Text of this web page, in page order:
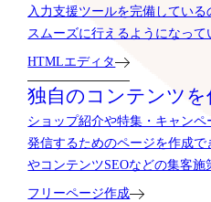
入力支援ツールを完備してい
スムーズに行えるようになって
HTMLエディタ
独自のコンテンツを
ショップ紹介や特集・キャン
発信するためのページを作成
やコンテンツSEOなどの集客施
フリーページ作成